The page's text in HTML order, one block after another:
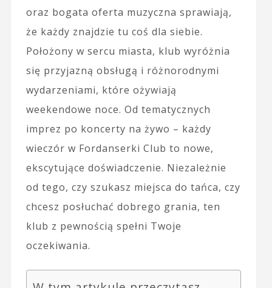
oraz bogata oferta muzyczna sprawiają,
że każdy znajdzie tu coś dla siebie.
Położony w sercu miasta, klub wyróżnia
się przyjazną obsługą i różnorodnymi
wydarzeniami, które ożywiają
weekendowe noce. Od tematycznych
imprez po koncerty na żywo – każdy
wieczór w Fordanserki Club to nowe,
ekscytujące doświadczenie. Niezależnie
od tego, czy szukasz miejsca do tańca, czy
chcesz posłuchać dobrego grania, ten
klub z pewnością spełni Twoje
oczekiwania.